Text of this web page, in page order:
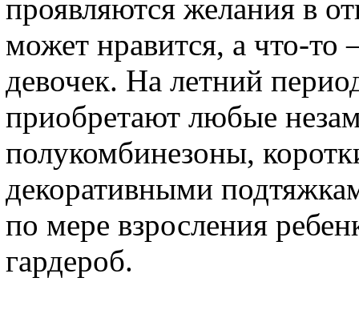
проявляются желания в
может нравится, а что-то
девочек. На летний
приобретают любые
полукомбинезоны,
декоративными
по мере взросления
гардероб.